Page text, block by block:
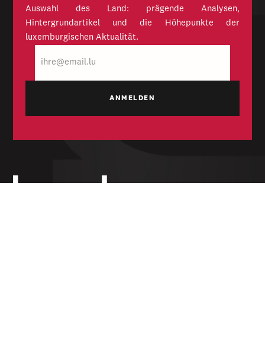
Auswahl des Land: prägende Analysen,
Hintergrundartikel und die Höhepunkte der
luxemburgischen Aktualität.
Mail